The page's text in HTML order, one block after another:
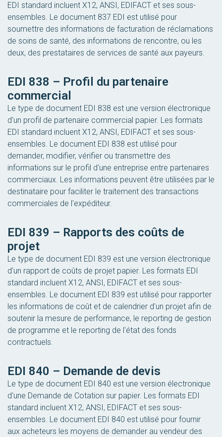
EDI standard incluent X12, ANSI, EDIFACT et ses sous-
ensembles. Le document 837 EDI est utilisé pour
soumettre des informations de facturation de réclamations
de soins de santé, des informations de rencontre, ou les
deux, des prestataires de services de santé aux payeurs.
EDI 838 – Profil du partenaire
commercial
Le type de document EDI 838 est une version électronique
d'un profil de partenaire commercial papier. Les formats
EDI standard incluent X12, ANSI, EDIFACT et ses sous-
ensembles. Le document EDI 838 est utilisé pour
demander, modifier, vérifier ou transmettre des
informations sur le profil d'une entreprise entre partenaires
commerciaux. Les informations peuvent être utilisées par le
destinataire pour faciliter le traitement des transactions
commerciales de l'expéditeur.
EDI 839 – Rapports des coûts de
projet
Le type de document EDI 839 est une version électronique
d'un rapport de coûts de projet papier. Les formats EDI
standard incluent X12, ANSI, EDIFACT et ses sous-
ensembles. Le document EDI 839 est utilisé pour rapporter
les informations de coût et de calendrier d'un projet afin de
soutenir la mesure de performance, le reporting de gestion
de programme et le reporting de l'état des fonds
contractuels.
EDI 840 – Demande de devis
Le type de document EDI 840 est une version électronique
d'une Demande de Cotation sur papier. Les formats EDI
standard incluent X12, ANSI, EDIFACT et ses sous-
ensembles. Le document EDI 840 est utilisé pour fournir
aux acheteurs les moyens de demander au vendeur des